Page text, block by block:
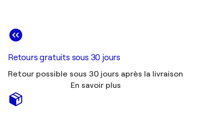
Retours gratuits sous 30 jours
Retour possible sous 30 jours après la livraison
En savoir plus